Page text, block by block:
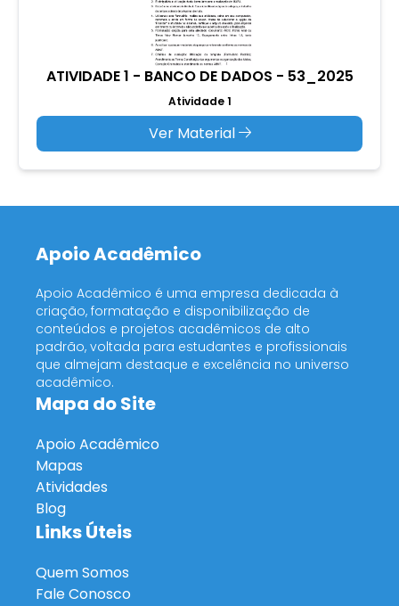
ATIVIDADE 1 - BANCO DE DADOS - 53_2025
Atividade 1
Ver Material
Apoio Acadêmico
Apoio Acadêmico é uma empresa dedicada à
criação, formatação e disponibilização de
conteúdos e projetos acadêmicos de alto
padrão, voltada para estudantes e profissionais
que almejam destaque e excelência no universo
acadêmico.
Mapa do Site
Apoio Acadêmico
Mapas
Atividades
Blog
Links Úteis
Quem Somos
Fale Conosco